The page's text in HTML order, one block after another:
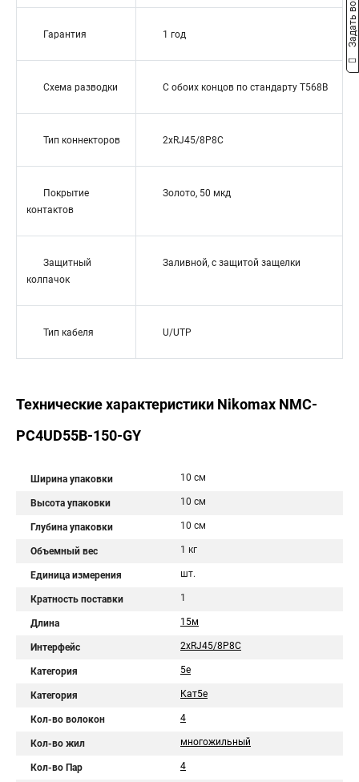
Гарантия 1 год
Схема разводки С обоих концов по стандарту T568B
Тип коннекторов 2xRJ45/8P8C
Покрытие
контактов
Золото, 50 мкд
Защитный
колпачок
Заливной, с защитой защелки
Тип кабеля U/UTP
Технические характеристики Nikomax NMC-
PC4UD55B-150-GY
Ширина упаковки 10 см
Высота упаковки 10 см
Глубина упаковки 10 см
Объемный вес 1 кг
Единица измерения шт.
Кратность поставки 1
Длина 15м
Интерфейс 2хRJ45/8P8C
Категория 5e
Категория Кат5e
Кол-во волокон 4
Кол-во жил многожильный
Кол-во Пар 4